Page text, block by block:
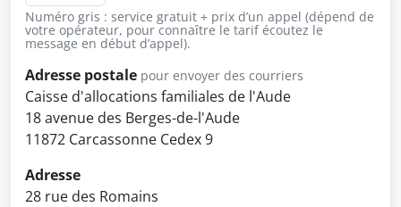
Numéro gris : service gratuit + prix d’un appel (dépend de
votre opérateur, pour connaître le tarif écoutez le
message en début d’appel).
Adresse postale pour envoyer des courriers
Caisse d'allocations familiales de l'Aude
18 avenue des Berges-de-l'Aude
11872 Carcassonne Cedex 9
Adresse
28 rue des Romains